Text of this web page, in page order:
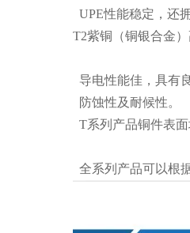
UPE性能稳定，还
T2紫铜（铜银合金
导电性能佳，具有
防蚀性及耐候性。
T系列产品铜件表
全系列产品可以根